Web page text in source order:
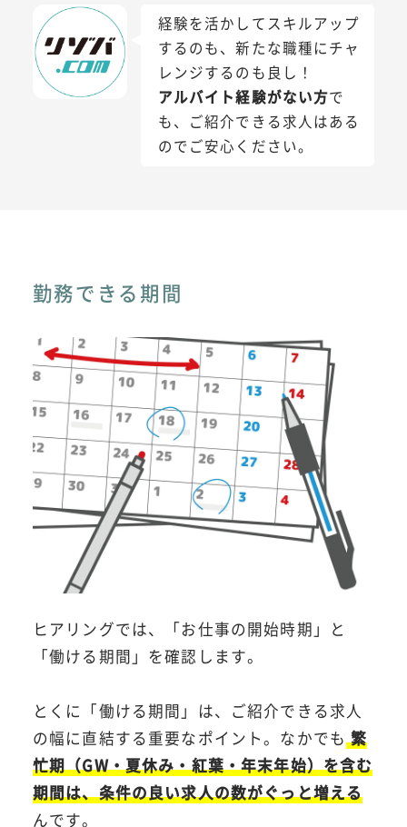
経験を活かしてスキルアップ
するのも、新たな職種にチャ
レンジするのも良し！
アルバイト経験がない方で
も、ご紹介できる求人はある
のでご安心ください。
勤務できる期間
ヒアリングでは、「お仕事の開始時期」と
「働ける期間」を確認します。
とくに「働ける期間」は、ご紹介できる求人
の幅に直結する重要なポイント。なかでも繁
忙期（GW・夏休み・紅葉・年末年始）を含む
期間は、条件の良い求人の数がぐっと増える
んです。